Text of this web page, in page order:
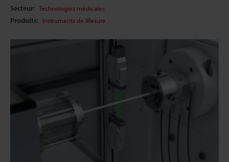
Secteur: Technologies médicales
Produits: Instruments de Mesure